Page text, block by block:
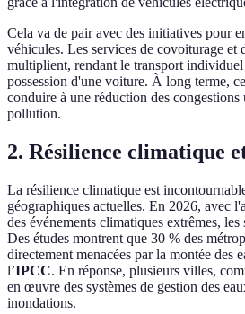
Cela va de pair avec des initiatives pour
véhicules. Les services de covoiturage et
multiplient, rendant le transport
possession d'une voiture. À long terme,
conduire à une réduction des congestions
pollution.
2. Résilience climatique
La résilience climatique est
géographiques actuelles. En 2026, avec
des événements climatiques extrêmes, les
Des études montrent que 30 % des
directement menacées par la montée des
l’IPCC. En réponse, plusieurs villes,
en œuvre des systèmes de gestion des
inondations.